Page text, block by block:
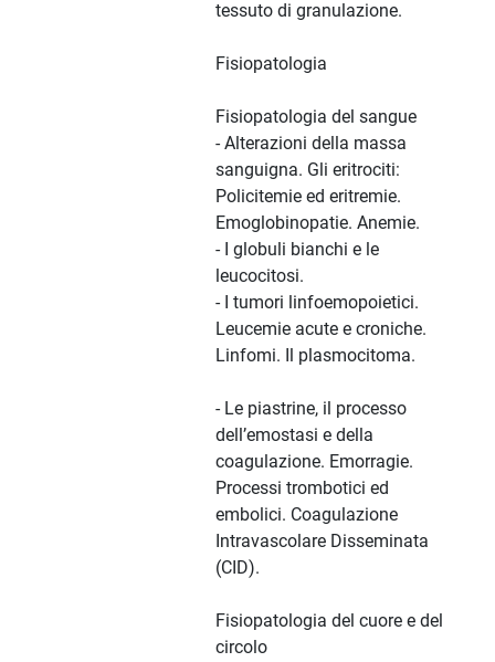
tessuto di granulazione.
Fisiopatologia
Fisiopatologia del sangue
- Alterazioni della massa
sanguigna. Gli eritrociti:
Policitemie ed eritremie.
Emoglobinopatie. Anemie.
- I globuli bianchi e le
leucocitosi.
- I tumori linfoemopoietici.
Leucemie acute e croniche.
Linfomi. Il plasmocitoma.
- Le piastrine, il processo
dell’emostasi e della
coagulazione. Emorragie.
Processi trombotici ed
embolici. Coagulazione
Intravascolare Disseminata
(CID).
Fisiopatologia del cuore e del
circolo